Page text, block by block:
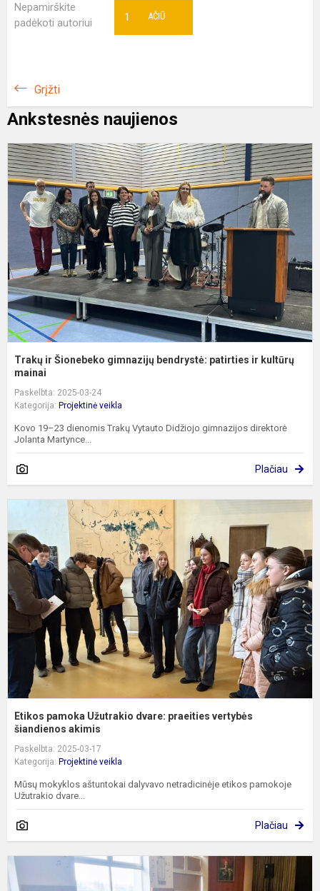
Nepamirškite
padėkoti autoriui
AČIŪ
1
Grįžti
Ankstesnės naujienos
Trakų ir Šionebeko gimnazijų bendrystė: patirties ir kultūrų
mainai
Paskelbta: 2025-03-24
Kategorija: Projektinė veikla
Kovo 19–23 dienomis Trakų Vytauto Didžiojo gimnazijos direktorė
Jolanta Martynce...
Plačiau
Etikos pamoka Užutrakio dvare: praeities vertybės
šiandienos akimis
Paskelbta: 2025-03-17
Kategorija: Projektinė veikla
Mūsų mokyklos aštuntokai dalyvavo netradicinėje etikos pamokoje
Užutrakio dvare...
Plačiau